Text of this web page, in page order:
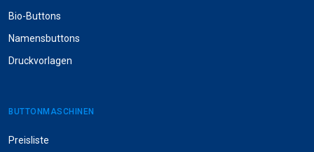
Bio-Buttons
Namensbuttons
Druckvorlagen
BUTTONMASCHINEN
Preisliste